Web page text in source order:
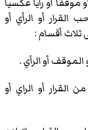
أو الرأي أو
ثلاث أقسام :
أو الرأي .
أو الراي أو